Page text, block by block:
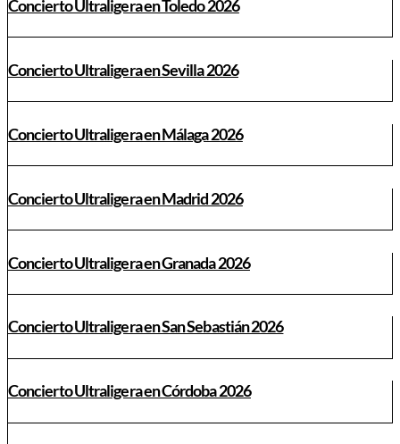
Concierto Ultraligera en Toledo 2026
Concierto Ultraligera en Sevilla 2026
Concierto Ultraligera en Málaga 2026
Concierto Ultraligera en Madrid 2026
Concierto Ultraligera en Granada 2026
Concierto Ultraligera en San Sebastián 2026
Concierto Ultraligera en Córdoba 2026